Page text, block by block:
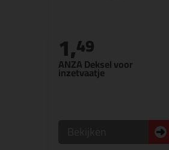
ANZA Deksel voor
inzetvaatje
1,49